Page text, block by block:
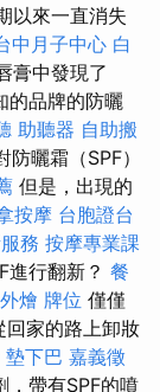
以來一直消失
中月子中心 白
膏中發現了
的品牌的防曬
助聽器 自助搬
曬霜（SPF）
但是，出現的
按摩 台胞證台
務 按摩專業課
進行翻新？ 餐
燴 牌位 僅僅
回家的路上卸妝
墊下巴 嘉義徵
，帶有SPF的噴